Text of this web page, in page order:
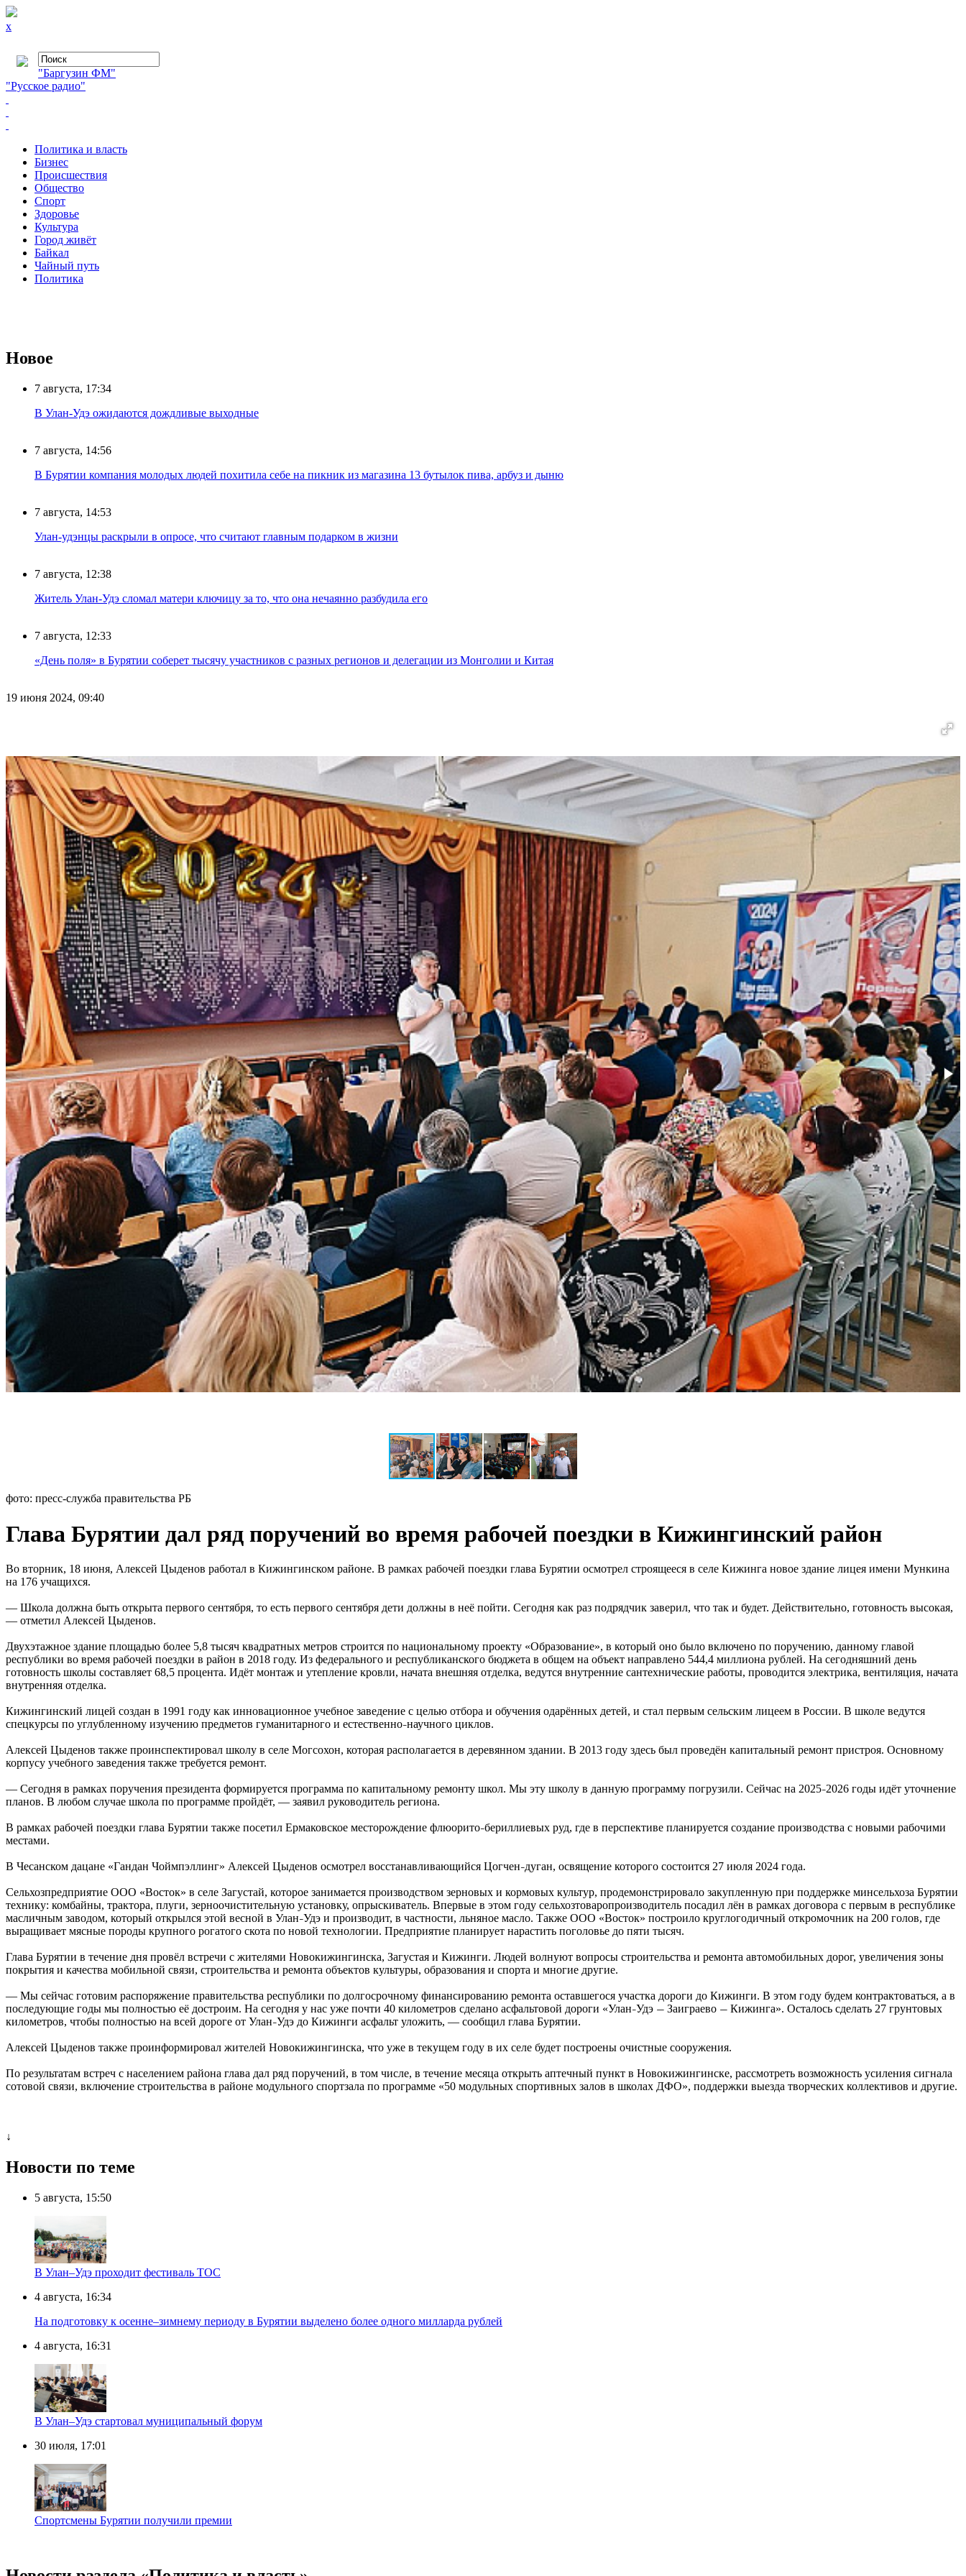
x
"Баргузин ФМ"
"Русское радио"
Политика и власть
Бизнес
Происшествия
Общество
Cпорт
Здоровье
Культура
Город живёт
Байкал
Чайный путь
Политика
Новое
7 августа, 17:34
В Улан-Удэ ожидаются дождливые выходные
7 августа, 14:56
В Бурятии компания молодых людей похитила себе на пикник из магазина 13 бутылок пива, арбуз и дыню
7 августа, 14:53
Улан-удэнцы раскрыли в опросе, что считают главным подарком в жизни
7 августа, 12:38
Житель Улан-Удэ сломал матери ключицу за то, что она нечаянно разбудила его
7 августа, 12:33
«День поля» в Бурятии соберет тысячу участников с разных регионов и делегации из Монголии и Китая
19 июня 2024, 09:40
фото: пресс-служба правительства РБ
Глава Бурятии дал ряд поручений во время рабочей поездки в Кижингинский район
Во вторник, 18 июня, Алексей Цыденов работал в Кижингинском районе. В рамках рабочей поездки глава Бурятии осмотрел строящееся в селе Кижинга новое здание лицея имени Мункина
на 176 учащихся.
— Школа должна быть открыта первого сентября, то есть первого сентября дети должны в неё пойти. Сегодня как раз подрядчик заверил, что так и будет. Действительно, готовность высокая,
— отметил Алексей Цыденов.
Двухэтажное здание площадью более 5,8 тысяч квадратных метров строится по национальному проекту «Образование», в который оно было включено по поручению, данному главой
республики во время рабочей поездки в район в 2018 году. Из федерального и республиканского бюджета в общем на объект направлено 544,4 миллиона рублей. На сегодняшний день
готовность школы составляет 68,5 процента. Идёт монтаж и утепление кровли, начата внешняя отделка, ведутся внутренние сантехнические работы, проводится электрика, вентиляция, начата
внутренняя отделка.
Кижингинский лицей создан в 1991 году как инновационное учебное заведение с целью отбора и обучения одарённых детей, и стал первым сельским лицеем в России. В школе ведутся
спецкурсы по углубленному изучению предметов гуманитарного и естественно–научного циклов.
Алексей Цыденов также проинспектировал школу в селе Могсохон, которая располагается в деревянном здании. В 2013 году здесь был проведён капитальный ремонт пристроя. Основному
корпусу учебного заведения также требуется ремонт.
— Сегодня в рамках поручения президента формируется программа по капитальному ремонту школ. Мы эту школу в данную программу погрузили. Сейчас на 2025–2026 годы идёт уточнение
планов. В любом случае школа по программе пройдёт, — заявил руководитель региона.
В рамках рабочей поездки глава Бурятии также посетил Ермаковское месторождение флюорито–бериллиевых руд, где в перспективе планируется создание производства с новыми рабочими
местами.
В Чесанском дацане «Гандан Чоймпэллинг» Алексей Цыденов осмотрел восстанавливающийся Цогчен–дуган, освящение которого состоится 27 июля 2024 года.
Сельхозпредприятие ООО «Восток» в селе Загустай, которое занимается производством зерновых и кормовых культур, продемонстрировало закупленную при поддержке минсельхоза Бурятии
технику: комбайны, трактора, плуги, зерноочистительную установку, опрыскиватель. Впервые в этом году сельхозтоваропроизводитель посадил лён в рамках договора с первым в республике
масличным заводом, который открылся этой весной в Улан–Удэ и производит, в частности, льняное масло. Также ООО «Восток» построило круглогодичный откромочник на 200 голов, где
выращивает мясные породы крупного рогатого скота по новой технологии. Предприятие планирует нарастить поголовье до пяти тысяч.
Глава Бурятии в течение дня провёл встречи с жителями Новокижингинска, Загустая и Кижинги. Людей волнуют вопросы строительства и ремонта автомобильных дорог, увеличения зоны
покрытия и качества мобильной связи, строительства и ремонта объектов культуры, образования и спорта и многие другие.
— Мы сейчас готовим распоряжение правительства республики по долгосрочному финансированию ремонта оставшегося участка дороги до Кижинги. В этом году будем контрактоваться, а в
последующие годы мы полностью её достроим. На сегодня у нас уже почти 40 километров сделано асфальтовой дороги «Улан–Удэ — Заиграево — Кижинга». Осталось сделать 27 грунтовых
километров, чтобы полностью на всей дороге от Улан–Удэ до Кижинги асфальт уложить, — сообщил глава Бурятии.
Алексей Цыденов также проинформировал жителей Новокижингинска, что уже в текущем году в их селе будет построены очистные сооружения.
По результатам встреч с населением района глава дал ряд поручений, в том числе, в течение месяца открыть аптечный пункт в Новокижингинске, рассмотреть возможность усиления сигнала
сотовой связи, включение строительства в районе модульного спортзала по программе «50 модульных спортивных залов в школах ДФО», поддержки выезда творческих коллективов и другие.
↓
Новости по теме
5 августа, 15:50
В Улан–Удэ проходит фестиваль ТОС
4 августа, 16:34
На подготовку к осенне–зимнему периоду в Бурятии выделено более одного милларда рублей
4 августа, 16:31
В Улан–Удэ стартовал муниципальный форум
30 июля, 17:01
Спортсмены Бурятии получили премии